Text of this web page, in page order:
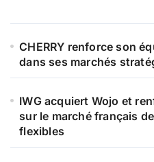
CHERRY renforce son
dans ses marchés
IWG acquiert Wojo et
sur le marché français
flexibles